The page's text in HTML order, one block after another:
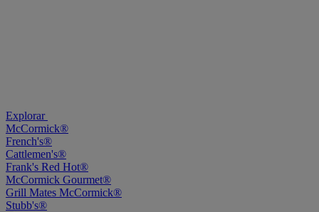
Explorar
McCormick®
French's®
Cattlemen's®
Frank's Red Hot®
McCormick Gourmet®
Grill Mates McCormick®
Stubb's®